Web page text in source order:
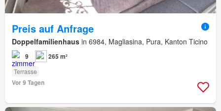
Preis auf Anfrage
Doppelfamilienhaus in 6984, Magliasina, Pura, Kanton Ticino
9 265 m²
Terrasse
Vor 9 Tagen